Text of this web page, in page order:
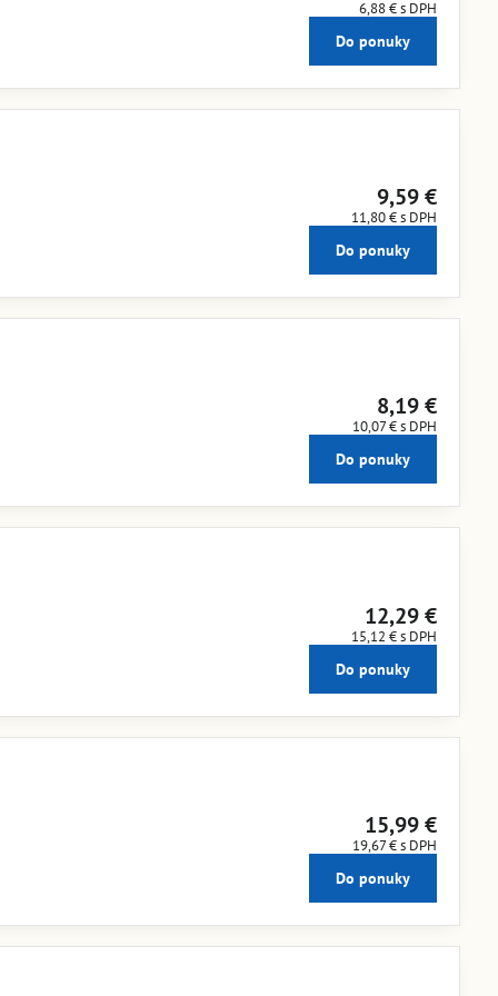
6,88 €s DPH
Do ponuky
9,59 €
11,80 €s DPH
Do ponuky
8,19 €
10,07 €s DPH
Do ponuky
12,29 €
15,12 €s DPH
Do ponuky
15,99 €
19,67 €s DPH
Do ponuky